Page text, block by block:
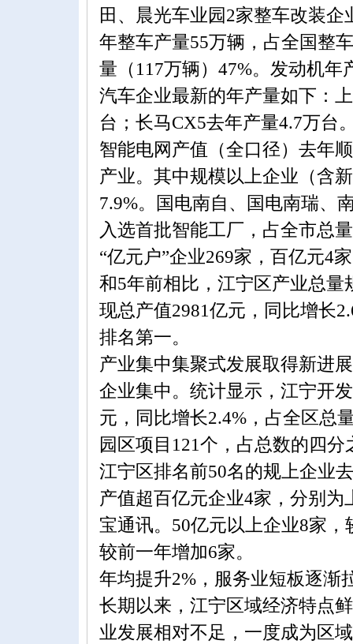
田、晨光车业园2家整车改装
年整车产量55万辆，占全国整
量（117万辆）47%。发动机年
汽车企业最新的年产量如下：
台；长马CX5去年产量4.7万台
智能电网产值（全口径）去年
产业。其中规模以上企业（含
7.9%。国电南自、国电南瑞、
入选首批智能工厂，占全市总
“亿元户”企业269家，百亿元4家
和5年前相比，江宁区产业总量
现总产值2981亿元，同比增长
排名第一。
产业集中集聚式发展取得新进
企业集中。统计显示，江宁开
元，同比增长2.4%，占全区总
园区项目121个，占总数的四分
江宁区排名前50名的规上企业
产值超百亿元企业4家，分别
宝通讯。50亿元以上企业8家
较前一年增加6家。
年均提升2%，服务业短板逐渐
长期以来，江宁区域经济特点
业发展相对不足，一度成为区